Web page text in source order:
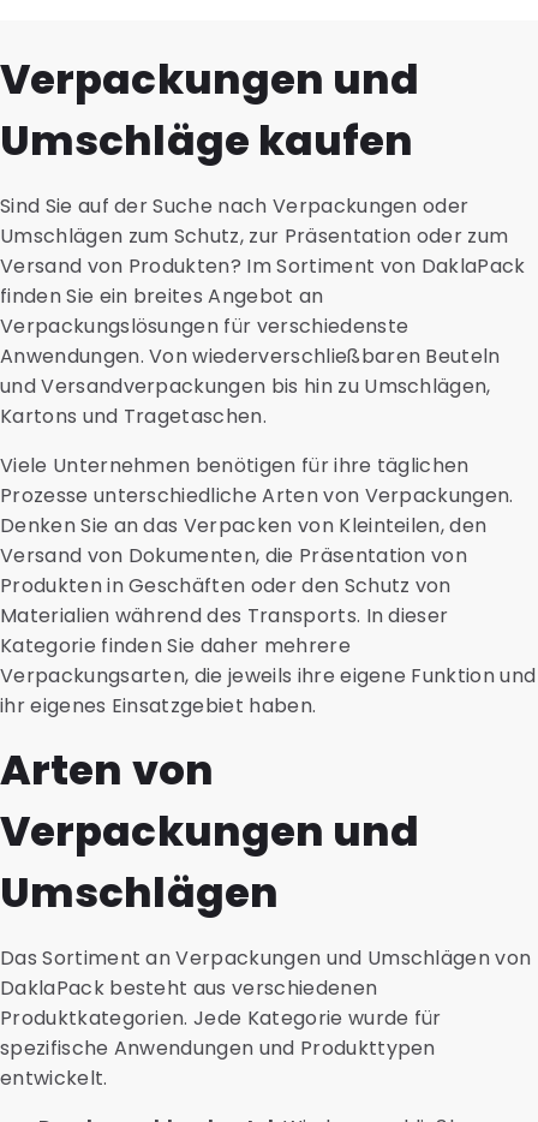
Verpackungen und
Umschläge kaufen
Sind Sie auf der Suche nach Verpackungen oder
Umschlägen zum Schutz, zur Präsentation oder zum
Versand von Produkten? Im Sortiment von DaklaPack
finden Sie ein breites Angebot an
Verpackungslösungen für verschiedenste
Anwendungen. Von wiederverschließbaren Beuteln
und Versandverpackungen bis hin zu Umschlägen,
Kartons und Tragetaschen.
Viele Unternehmen benötigen für ihre täglichen
Prozesse unterschiedliche Arten von Verpackungen.
Denken Sie an das Verpacken von Kleinteilen, den
Versand von Dokumenten, die Präsentation von
Produkten in Geschäften oder den Schutz von
Materialien während des Transports. In dieser
Kategorie finden Sie daher mehrere
Verpackungsarten, die jeweils ihre eigene Funktion und
ihr eigenes Einsatzgebiet haben.
Arten von
Verpackungen und
Umschlägen
Das Sortiment an Verpackungen und Umschlägen von
DaklaPack besteht aus verschiedenen
Produktkategorien. Jede Kategorie wurde für
spezifische Anwendungen und Produkttypen
entwickelt.